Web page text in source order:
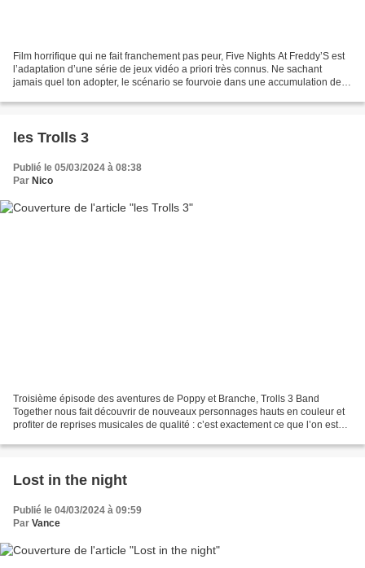
Film horrifique qui ne fait franchement pas peur, Five Nights At Freddy’S est
l’adaptation d’une série de jeux vidéo a priori très connus. Ne sachant
jamais quel ton adopter, le scénario se fourvoie dans une accumulation de
les Trolls 3
Publié le 05/03/2024 à 08:38
Par Nico
Troisième épisode des aventures de Poppy et Branche, Trolls 3 Band
Together nous fait découvrir de nouveaux personnages hauts en couleur et
profiter de reprises musicales de qualité : c’est exactement ce que l’on est
Lost in the night
Publié le 04/03/2024 à 09:59
Par Vance